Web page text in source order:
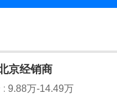
京经销商
: 9.88万-14.49万